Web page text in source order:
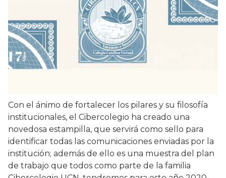
Con el ánimo de fortalecer los pilares y su filosofía
institucionales, el Cibercolegio ha creado una
novedosa estampilla, que servirá como sello para
identificar todas las comunicaciones enviadas por la
institución; además de ello es una muestra del plan
de trabajo que todos como parte de la familia